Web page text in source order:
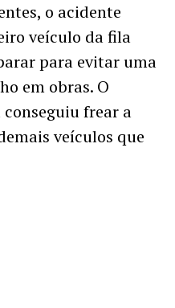
o acidente
veículo da fila
para evitar uma
em obras. O
frear a
veículos que